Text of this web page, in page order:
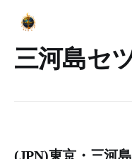
三河島セ
(JPN)東京・三河